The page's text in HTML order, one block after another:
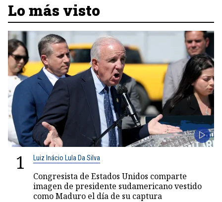
Lo más visto
1 Luiz Inácio Lula Da Silva
Congresista de Estados Unidos comparte
imagen de presidente sudamericano vestido
como Maduro el día de su captura